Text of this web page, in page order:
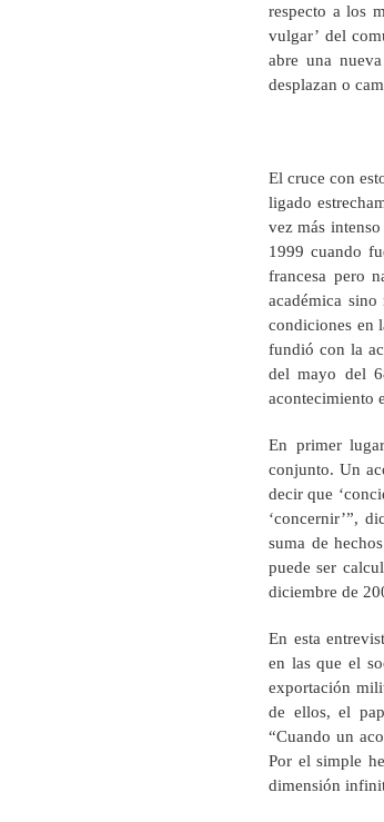
respecto a los
vulgar’ del
abre una
desplazan o
El cruce con
ligado
vez más
1999 cuando
francesa pero
académica
condiciones en
fundió con la
del mayo del
acontecimiento
En primer
conjunto. Un
decir que
‘concernir’”,
suma de
puede ser
diciembre de
En esta
en las que el
exportación
de ellos, el
“Cuando un
Por el simple
dimensión